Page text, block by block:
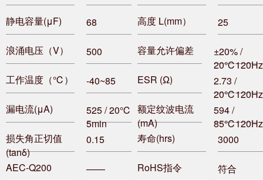
静电容量(μF) 68 高度 L(mm） 25
浪涌电压（V） 500 容量允许偏差
±20% /
20℃120Hz
工作温度（℃）
-40~85 ESR (Ω)
2.73 /
20℃120Hz
漏电流(μA)
525 / 20℃
5min
额定纹波电流
(mA)
594 /
85℃120Hz
损失角正切值
(tanδ)
0.15 寿命(hrs) 3000
AEC-Q200 —— RoHS指令 符合